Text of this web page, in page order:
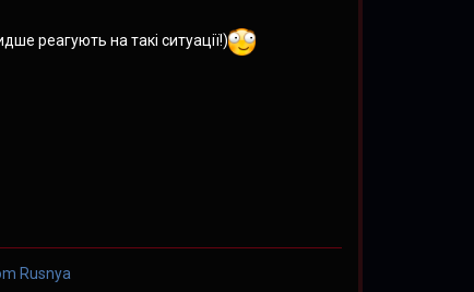
реагують на такі ситуації!)
Rusnya